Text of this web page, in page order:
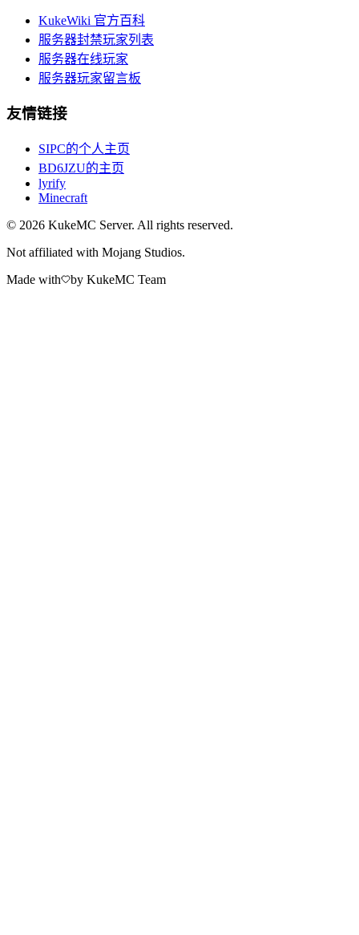
KukeWiki 官方百科
服务器封禁玩家列表
服务器在线玩家
服务器玩家留言板
友情链接
SIPC的个人主页
BD6JZU的主页
lyrify
Minecraft
© 2026 KukeMC Server. All rights reserved.
Not affiliated with Mojang Studios.
Made with
by KukeMC Team